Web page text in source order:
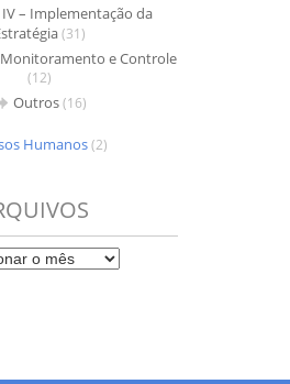
– Implementação da
(31)
e Controle
(12)
Outros(16)
Humanos(2)